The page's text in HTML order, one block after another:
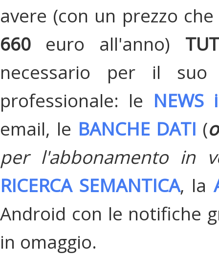
avere (con un prezzo
660 euro all'anno)
necessario per il suo
professionale: le
email, le BANCHE DATI (
per l'abbonamento in
RICERCA SEMANTICA, la
Android con le notifiche
in omaggio.